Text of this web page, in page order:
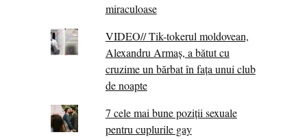
miraculoase
VIDEO// Tik-tokerul moldovean,
Alexandru Armaș, a bătut cu
cruzime un bărbat în fața unui club
de noapte
7 cele mai bune poziții sexuale
pentru cuplurile gay